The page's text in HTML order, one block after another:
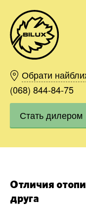
Обрати
(068) 844-84-75
Стать дилером
Отличия
друга
Киев
Харьков
Одесса
Днепр
Ивано-
Область
Заказать